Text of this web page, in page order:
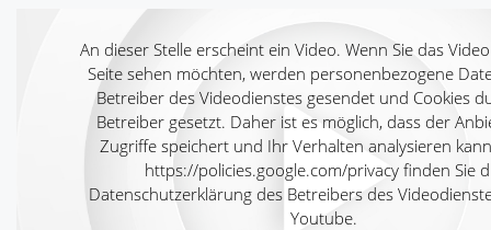
An dieser Stelle erscheint ein Video. Wenn Sie das
Seite sehen möchten, werden personenbezogene
Betreiber des Videodienstes gesendet und Cookies
Betreiber gesetzt. Daher ist es möglich, dass der
Zugriffe speichert und Ihr Verhalten analysieren
https://policies.google.com/privacy finden Sie
Datenschutzerklärung des Betreibers des
Youtube.